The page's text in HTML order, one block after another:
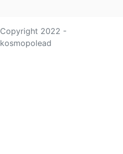
Copyright 2022 -
kosmopolead